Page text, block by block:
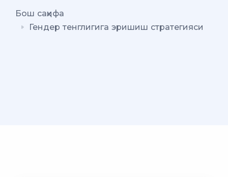
Бош саҳифа
Гендер тенглигига эришиш стратегияси